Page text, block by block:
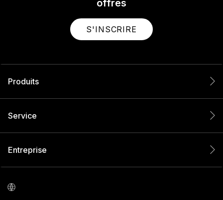
offres
S'INSCRIRE
Produits
Service
Entreprise